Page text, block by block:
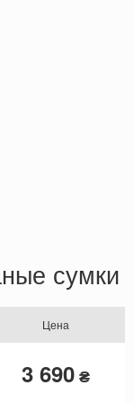
сумки
Цена
3 690₴